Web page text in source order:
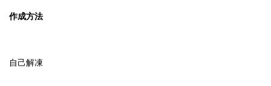
作成方法
自己解凍